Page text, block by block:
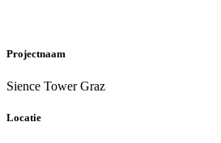
Projectnaam
Sience Tower Graz
Locatie